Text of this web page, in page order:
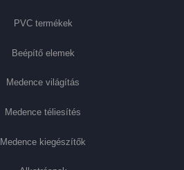
PVC termékek
Beépítő elemek
Medence világítás
Medence téliesítés
Medence kiegészítők